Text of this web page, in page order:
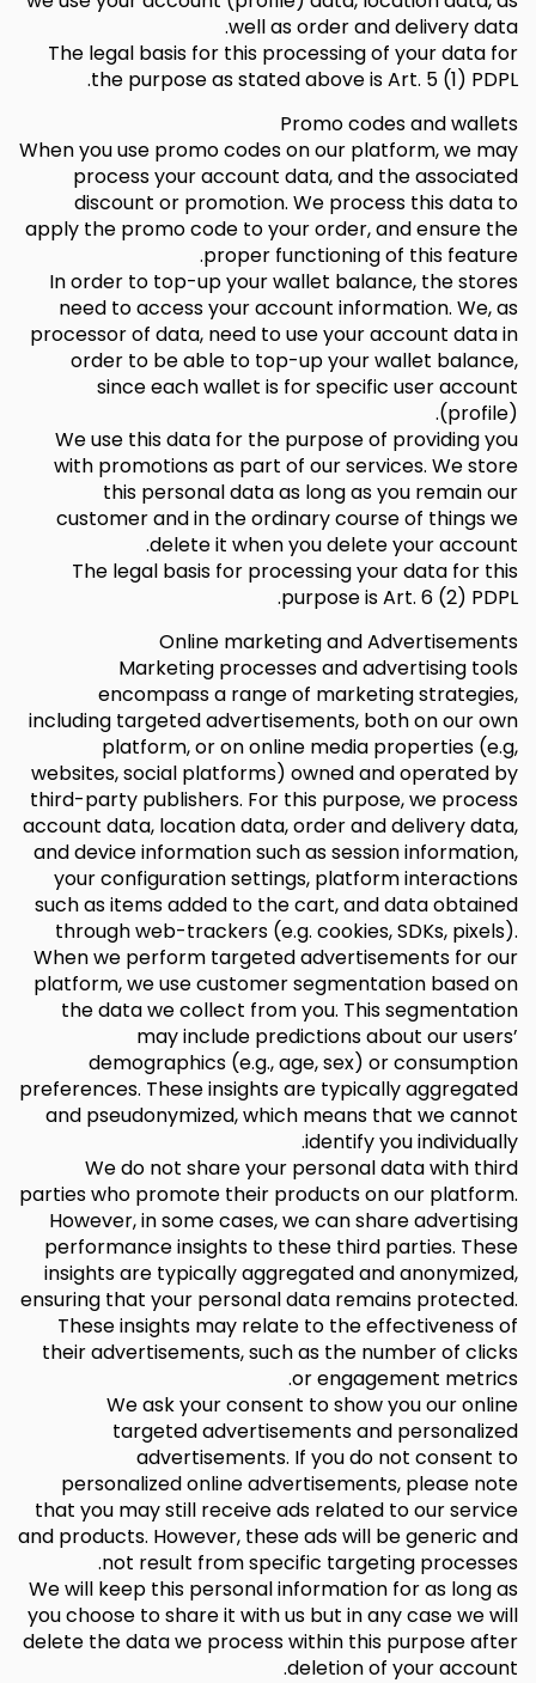
well as order and delivery data.
The legal basis for this processing of your data for
the purpose as stated above is Art. 5 (1) PDPL.
Promo codes and wallets
When you use promo codes on our platform, we may
process your account data, and the associated
discount or promotion. We process this data to
apply the promo code to your order, and ensure the
proper functioning of this feature.
In order to top-up your wallet balance, the stores
need to access your account information. We, as
processor of data, need to use your account data in
order to be able to top-up your wallet balance,
since each wallet is for specific user account
(profile).
We use this data for the purpose of providing you
with promotions as part of our services. We store
this personal data as long as you remain our
customer and in the ordinary course of things we
delete it when you delete your account.
The legal basis for processing your data for this
purpose is Art. 6 (2) PDPL.
Online marketing and Advertisements
Marketing processes and advertising tools
encompass a range of marketing strategies,
including targeted advertisements, both on our own
platform, or on online media properties (e.g,
websites, social platforms) owned and operated by
third-party publishers. For this purpose, we process
account data, location data, order and delivery data,
and device information such as session information,
your configuration settings, platform interactions
such as items added to the cart, and data obtained
through web-trackers (e.g. cookies, SDKs, pixels).
When we perform targeted advertisements for our
platform, we use customer segmentation based on
the data we collect from you. This segmentation
may include predictions about our users’
demographics (e.g., age, sex) or consumption
preferences. These insights are typically aggregated
and pseudonymized, which means that we cannot
identify you individually.
We do not share your personal data with third
parties who promote their products on our platform.
However, in some cases, we can share advertising
performance insights to these third parties. These
insights are typically aggregated and anonymized,
ensuring that your personal data remains protected.
These insights may relate to the effectiveness of
their advertisements, such as the number of clicks
or engagement metrics.
We ask your consent to show you our online
targeted advertisements and personalized
advertisements. If you do not consent to
personalized online advertisements, please note
that you may still receive ads related to our service
and products. However, these ads will be generic and
not result from specific targeting processes.
We will keep this personal information for as long as
you choose to share it with us but in any case we will
delete the data we process within this purpose after
deletion of your account.